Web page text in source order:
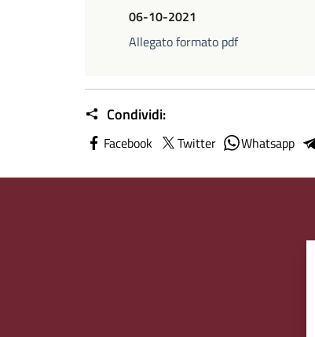
06-10-2021
Allegato formato pdf
Condividi:
Facebook Twitter Whatsapp